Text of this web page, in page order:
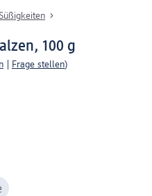
100 g
Frage stellen)